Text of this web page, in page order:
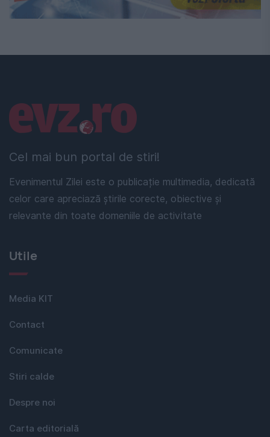
Cel mai bun portal de stiri!
Evenimentul Zilei este o publicație multimedia, dedicată
celor care apreciază știrile corecte, obiective și
relevante din toate domeniile de activitate
Linkuri utile
Utile
Media KIT
Contact
Comunicate
Stiri calde
Despre noi
Carta editorială